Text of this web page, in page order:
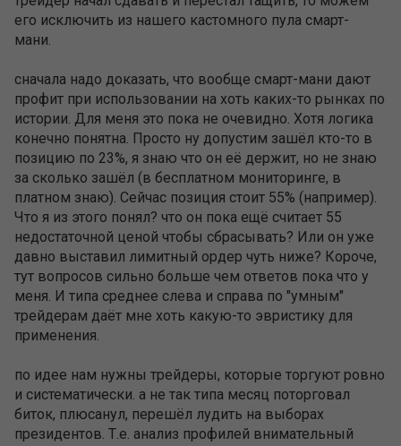
его исключить из нашего кастомного пула смарт-
мани.
сначала надо доказать, что вообще смарт-мани дают
профит при использовании на хоть каких-то рынках по
истории. Для меня это пока не очевидно. Хотя логика
конечно понятна. Просто ну допустим зашёл кто-то в
позицию по 23%, я знаю что он её держит, но не знаю
за сколько зашёл (в бесплатном мониторинге, в
платном знаю). Сейчас позиция стоит 55% (например).
Что я из этого понял? что он пока ещё считает 55
недостаточной ценой чтобы сбрасывать? Или он уже
давно выставил лимитный ордер чуть ниже? Короче,
тут вопросов сильно больше чем ответов пока что у
меня. И типа среднее слева и справа по "умным"
трейдерам даёт мне хоть какую-то эвристику для
применения.
по идее нам нужны трейдеры, которые торгуют ровно
и систематически. а не так типа месяц поторговал
биток, плюсанул, перешёл лудить на выборах
президентов. Т.е. анализ профилей внимательный